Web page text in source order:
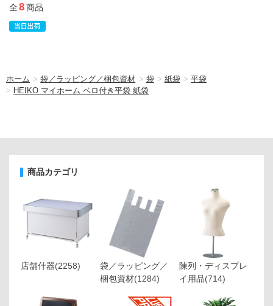
全8商品
ホーム >袋／ラッピング／梱包資材 > 袋 > 紙袋 > 平袋
> HEIKO マイホーム ベロ付き平袋 紙袋
商品カテゴリ
店舗什器(2258)
袋／ラッピング／
梱包資材(1284)
陳列・ディスプレ
イ用品(714)